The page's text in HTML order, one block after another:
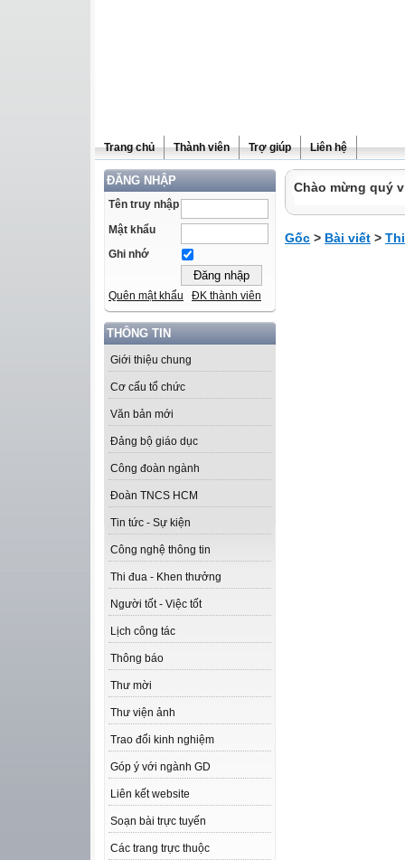
Trang chủ Thành viên Trợ giúp Liên hệ
ĐĂNG NHẬP
Tên truy nhập
Mật khẩu
Ghi nhớ
Quên mật khẩu ĐK thành viên
THÔNG TIN
Giới thiệu chung
Cơ cấu tổ chức
Văn bản mới
Đảng bộ giáo dục
Công đoàn ngành
Đoàn TNCS HCM
Tin tức - Sự kiện
Công nghệ thông tin
Thi đua - Khen thưởng
Người tốt - Việc tốt
Lịch công tác
Thông báo
Thư mời
Thư viện ảnh
Trao đổi kinh nghiệm
Góp ý với ngành GD
Liên kết website
Soạn bài trực tuyến
Các trang trực thuộc
Chào mừng quý
Gốc > Bài viết >